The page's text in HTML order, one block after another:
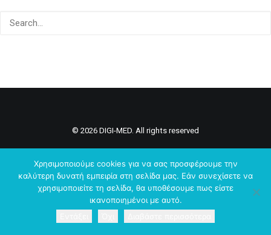
© 2026 DIGI-MED. All rights reserved
Χρησιμοποιούμε cookies για να σας προσφέρουμε την
καλύτερη δυνατή εμπειρία στη σελίδα μας. Εάν συνεχίσετε να
χρησιμοποιείτε τη σελίδα, θα υποθέσουμε πως είστε
ικανοποιημένοι με αυτό.